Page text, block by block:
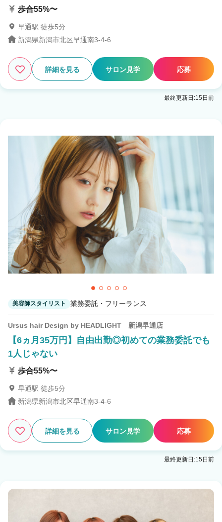
雑誌撮影
この条件の求人数3件
歩合55%〜
早通駅 徒歩5分
新潟県新潟市北区早通南3-4-6
詳細を見る サロン見学 応募
最終更新日:15日前
美容師スタイリスト 業務委託・フリーランス
Ursus hair Design by HEADLIGHT 新潟早通店
【6ヵ月35万円】自由出勤◎初めての業務委託でも
1人じゃない
歩合55%〜
早通駅 徒歩5分
新潟県新潟市北区早通南3-4-6
詳細を見る サロン見学 応募
最終更新日:15日前